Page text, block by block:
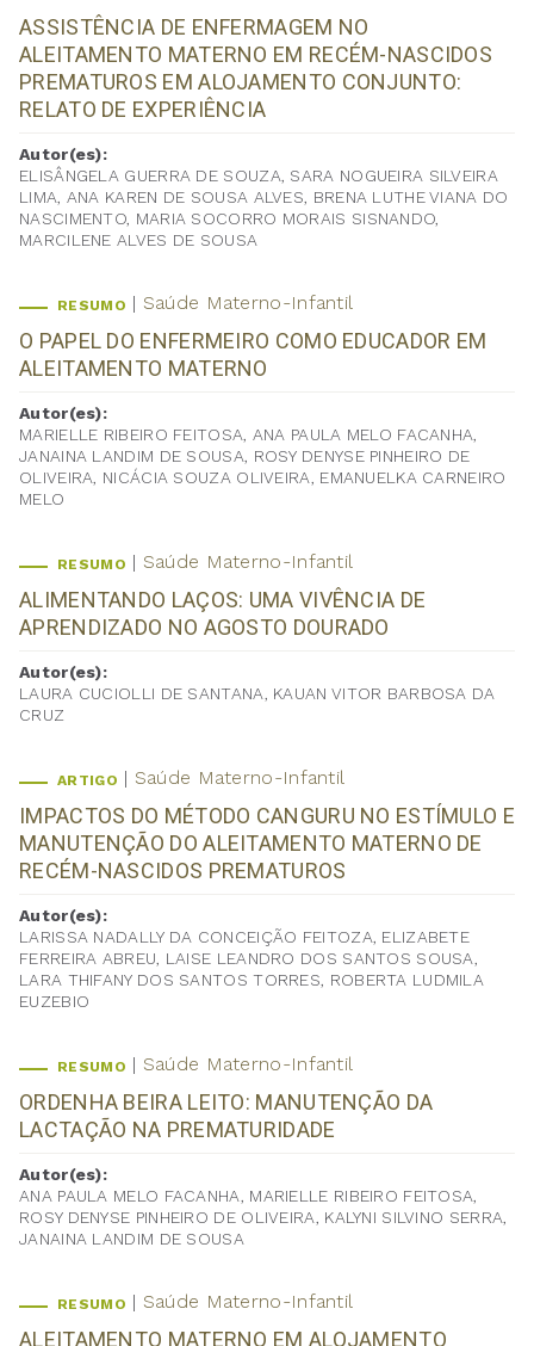
ASSISTÊNCIA DE ENFERMAGEM NO
ALEITAMENTO MATERNO EM RECÉM-NASCIDOS
PREMATUROS EM ALOJAMENTO CONJUNTO:
RELATO DE EXPERIÊNCIA
Autor(es):
ELISÂNGELA GUERRA DE SOUZA, SARA NOGUEIRA SILVEIRA
LIMA, ANA KAREN DE SOUSA ALVES, BRENA LUTHE VIANA DO
NASCIMENTO, MARIA SOCORRO MORAIS SISNANDO,
MARCILENE ALVES DE SOUSA
RESUMO Saúde Materno-Infantil
O PAPEL DO ENFERMEIRO COMO EDUCADOR EM
ALEITAMENTO MATERNO
Autor(es):
MARIELLE RIBEIRO FEITOSA, ANA PAULA MELO FACANHA,
JANAINA LANDIM DE SOUSA, ROSY DENYSE PINHEIRO DE
OLIVEIRA, NICÁCIA SOUZA OLIVEIRA, EMANUELKA CARNEIRO
MELO
RESUMO Saúde Materno-Infantil
ALIMENTANDO LAÇOS: UMA VIVÊNCIA DE
APRENDIZADO NO AGOSTO DOURADO
Autor(es):
LAURA CUCIOLLI DE SANTANA, KAUAN VITOR BARBOSA DA
CRUZ
ARTIGO Saúde Materno-Infantil
IMPACTOS DO MÉTODO CANGURU NO ESTÍMULO E
MANUTENÇÃO DO ALEITAMENTO MATERNO DE
RECÉM-NASCIDOS PREMATUROS
Autor(es):
LARISSA NADALLY DA CONCEIÇÃO FEITOZA, ELIZABETE
FERREIRA ABREU, LAISE LEANDRO DOS SANTOS SOUSA,
LARA THIFANY DOS SANTOS TORRES, ROBERTA LUDMILA
EUZEBIO
RESUMO Saúde Materno-Infantil
ORDENHA BEIRA LEITO: MANUTENÇÃO DA
LACTAÇÃO NA PREMATURIDADE
Autor(es):
ANA PAULA MELO FACANHA, MARIELLE RIBEIRO FEITOSA,
ROSY DENYSE PINHEIRO DE OLIVEIRA, KALYNI SILVINO SERRA,
JANAINA LANDIM DE SOUSA
RESUMO Saúde Materno-Infantil
ALEITAMENTO MATERNO EM ALOJAMENTO